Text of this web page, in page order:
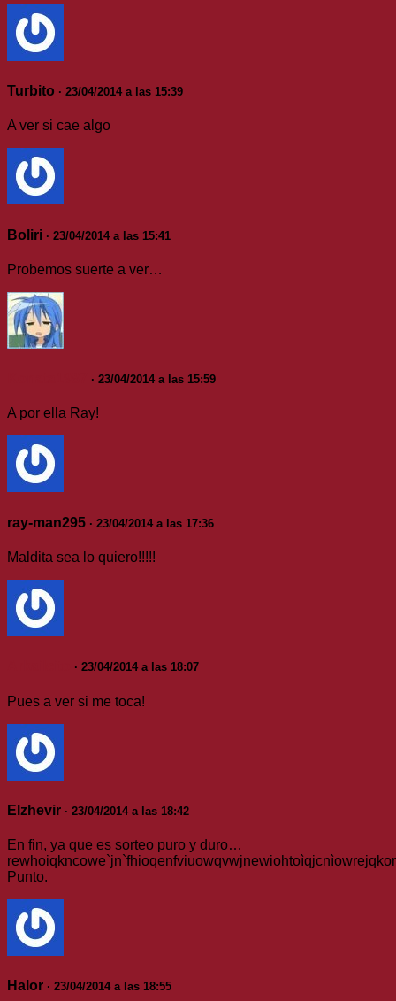
Turbito · 23/04/2014 a las 15:39
A ver si cae algo
Boliri · 23/04/2014 a las 15:41
Probemos suerte a ver…
· 23/04/2014 a las 15:59
A por ella Ray!
ray-man295 · 23/04/2014 a las 17:36
Maldita sea lo quiero!!!!!
· 23/04/2014 a las 18:07
Pues a ver si me toca!
Elzhevir · 23/04/2014 a las 18:42
En fin, ya que es sorteo puro y duro…
Punto.
Halor · 23/04/2014 a las 18:55